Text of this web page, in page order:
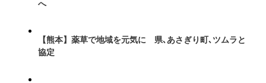
へ
【熊本】薬草で地域を元気に 県､あさぎり町､ツムラと
協定